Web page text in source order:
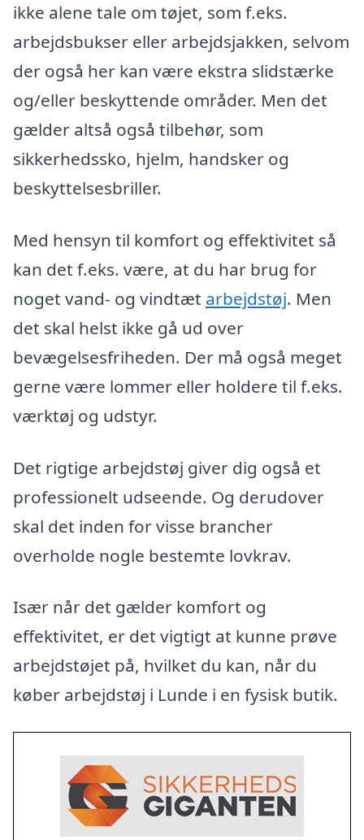
ikke alene tale om tøjet, som f.eks.
arbejdsbukser eller arbejdsjakken, selvom
der også her kan være ekstra slidstærke
og/eller beskyttende områder. Men det
gælder altså også tilbehør, som
sikkerhedssko, hjelm, handsker og
beskyttelsesbriller.
Med hensyn til komfort og effektivitet så
kan det f.eks. være, at du har brug for
noget vand- og vindtæt arbejdstøj. Men
det skal helst ikke gå ud over
bevægelsesfriheden. Der må også meget
gerne være lommer eller holdere til f.eks.
værktøj og udstyr.
Det rigtige arbejdstøj giver dig også et
professionelt udseende. Og derudover
skal det inden for visse brancher
overholde nogle bestemte lovkrav.
Især når det gælder komfort og
effektivitet, er det vigtigt at kunne prøve
arbejdstøjet på, hvilket du kan, når du
køber arbejdstøj i Lunde i en fysisk butik.